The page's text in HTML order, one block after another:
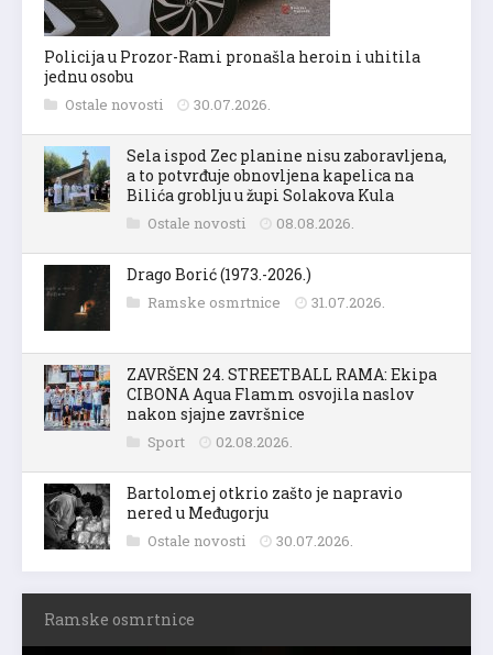
Policija u Prozor-Rami pronašla heroin i uhitila
jednu osobu
Ostale novosti 30.07.2026.
Sela ispod Zec planine nisu zaboravljena,
a to potvrđuje obnovljena kapelica na
Bilića groblju u župi Solakova Kula
Ostale novosti 08.08.2026.
Drago Borić (1973.-2026.)
Ramske osmrtnice 31.07.2026.
ZAVRŠEN 24. STREETBALL RAMA: Ekipa
CIBONA Aqua Flamm osvojila naslov
nakon sjajne završnice
Sport 02.08.2026.
Bartolomej otkrio zašto je napravio
nered u Međugorju
Ostale novosti 30.07.2026.
Ramske osmrtnice